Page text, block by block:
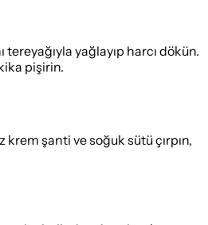
tereyağıyla yağlayıp harcı dökün.
pişirin.
krem şanti ve soğuk sütü çırpın,